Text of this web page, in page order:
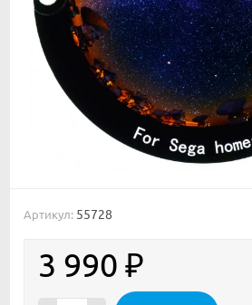
Артикул: 55728
3 990 ₽